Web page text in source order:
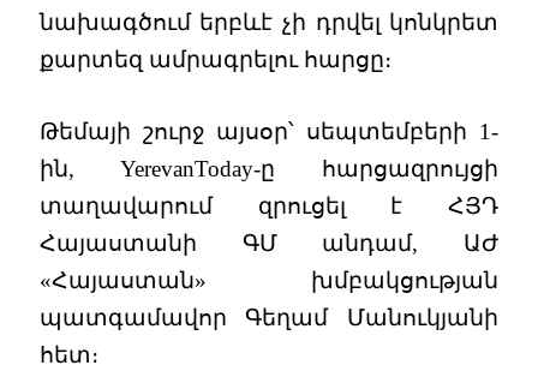
նախագծում երբևէ չի դրվել կոնկրետ
քարտեզ ամրագրելու հարցը։
Թեմայի շուրջ այսօր՝ սեպտեմբերի 1-
ին, YerevanToday-ը հարցազրույցի
տաղավարում զրուցել է ՀՅԴ
Հայաստանի ԳՄ անդամ, ԱԺ
«Հայաստան» խմբակցության
պատգամավոր Գեղամ Մանուկյանի
հետ։